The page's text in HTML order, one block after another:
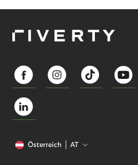
Österreich AT